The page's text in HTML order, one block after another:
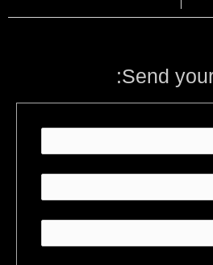
Send